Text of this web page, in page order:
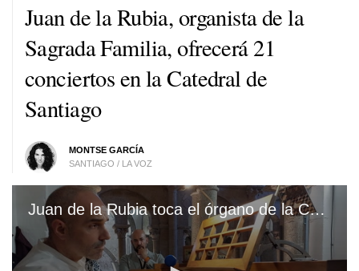
Juan de la Rubia, organista de la
Sagrada Familia, ofrecerá 21
conciertos en la Catedral de
Santiago
MONTSE GARCÍA
SANTIAGO / LA VOZ
Juan de la Rubia toca el órgano de la Catedral de Santiago